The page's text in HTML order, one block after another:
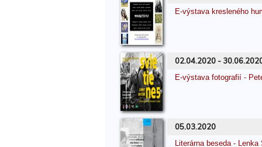
E-výstava kresleného
02.04.2020 -
E-výstava fotografií -
05.03.2020
Literárna beseda -